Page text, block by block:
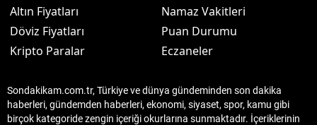
Altın Fiyatları
Döviz Fiyatları
Kripto Paralar
Namaz Vakitleri
Puan Durumu
Eczaneler
Sondakikam.com.tr, Türkiye ve dünya gündeminden son dakika
haberleri, gündemden haberleri, ekonomi, siyaset, spor, kamu gibi
birçok kategoride zengin içeriği okurlarına sunmaktadır. İçeriklerinin